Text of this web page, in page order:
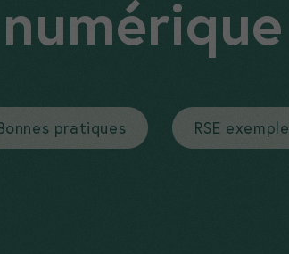
numérique
pratiques RSE exemple